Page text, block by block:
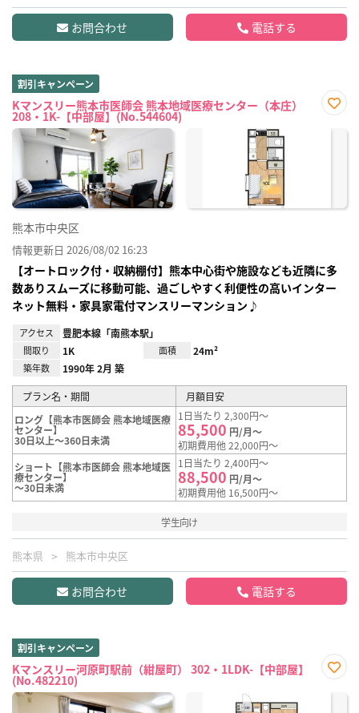
お問合わせ 電話する
割引キャンペーン
Kマンスリー熊本市医師会 熊本地域医療センター（本庄）
208・1K-【中部屋】(No.544604)
に入
熊本市中央区
情報更新日 2026/08/02 16:23
【オートロック付・収納棚付】熊本中心街や施設なども近隣に多
数ありスムーズに移動可能、過ごしやすく利便性の高いインター
ネット無料・家具家電付マンスリーマンション♪
アクセス 豊肥本線「南熊本駅」
間取り 1K 面積 24m²
築年数 1990年 2月 築
プラン名・期間
月額目安
ロング【熊本市医師会 熊本地域医療
センター】
30日以上～360日未満
1日当たり 2,300円～
85,500 円/月～
初期費用他 22,000円～
ショート【熊本市医師会 熊本地域医
療センター】
～30日未満
1日当たり 2,400円～
88,500 円/月～
初期費用他 16,500円～
学生向け
熊本県 熊本市中央区
お問合わせ 電話する
割引キャンペーン
Kマンスリー河原町駅前（紺屋町） 302・1LDK-【中部屋】
(No.482210)
に入